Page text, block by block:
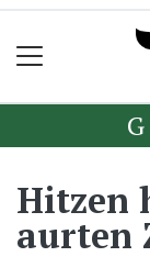
Hitzen
aurten